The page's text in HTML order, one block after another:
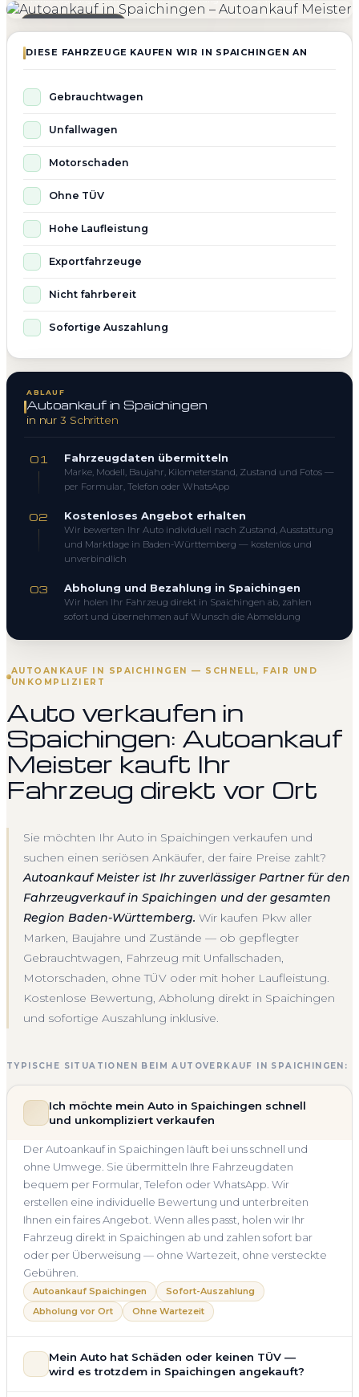
AUTOANKAUF IN SPAICHINGEN — SCHNELL, FAIR UND
UNKOMPLIZIERT
Auto verkaufen in
Spaichingen: Autoankauf
Meister kauft Ihr
Fahrzeug direkt vor Ort
Sie möchten Ihr Auto in Spaichingen verkaufen und
suchen einen seriösen Ankäufer, der faire Preise zahlt?
Autoankauf Meister ist Ihr zuverlässiger Partner für den
Fahrzeugverkauf in Spaichingen und der gesamten
Region Baden-Württemberg. Wir kaufen Pkw aller
Marken, Baujahre und Zustände — ob gepflegter
Gebrauchtwagen, Fahrzeug mit Unfallschaden,
Motorschaden, ohne TÜV oder mit hoher Laufleistung.
Kostenlose Bewertung, Abholung direkt in Spaichingen
und sofortige Auszahlung inklusive.
TYPISCHE SITUATIONEN BEIM AUTOVERKAUF IN SPAICHINGEN:
Ich möchte mein Auto in Spaichingen schnell
und unkompliziert verkaufen
Der Autoankauf in Spaichingen läuft bei uns schnell und
ohne Umwege. Sie übermitteln Ihre Fahrzeugdaten
bequem per Formular, Telefon oder WhatsApp. Wir
erstellen eine individuelle Bewertung und unterbreiten
Ihnen ein faires Angebot. Wenn alles passt, holen wir Ihr
Fahrzeug direkt in Spaichingen ab und zahlen sofort bar
oder per Überweisung — ohne Wartezeit, ohne versteckte
Gebühren.
Autoankauf Spaichingen
Sofort-Auszahlung
Abholung vor Ort
Ohne Wartezeit
Mein Auto hat Schäden oder keinen TÜV —
wird es trotzdem in Spaichingen angekauft?
DIESE FAHRZEUGE KAUFEN WIR IN SPAICHINGEN AN
Gebrauchtwagen
Unfallwagen
Motorschaden
Ohne TÜV
Hohe Laufleistung
Exportfahrzeuge
Nicht fahrbereit
Sofortige Auszahlung
ABLAUF
Autoankauf in Spaichingen
in nur 3 Schritten
01 Fahrzeugdaten übermitteln
Marke, Modell, Baujahr, Kilometerstand, Zustand und Fotos —
per Formular, Telefon oder WhatsApp
02 Kostenloses Angebot erhalten
Wir bewerten Ihr Auto individuell nach Zustand, Ausstattung
und Marktlage in Baden-Württemberg — kostenlos und
unverbindlich
03 Abholung und Bezahlung in Spaichingen
Wir holen Ihr Fahrzeug direkt in Spaichingen ab, zahlen
sofort und übernehmen auf Wunsch die Abmeldung